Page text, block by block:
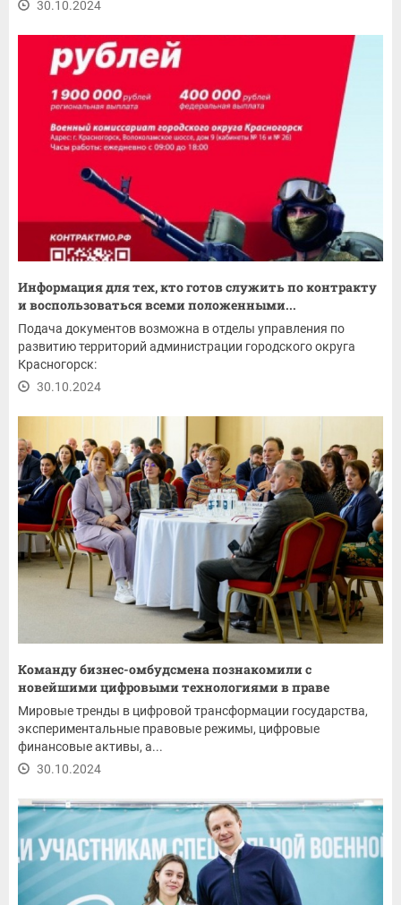
30.10.2024
Информация для тех, кто готов служить по контракту
и воспользоваться всеми положенными...
Подача документов возможна в отделы управления по
развитию территорий администрации городского округа
Красногорск:
30.10.2024
Команду бизнес-омбудсмена познакомили с
новейшими цифровыми технологиями в праве
Мировые тренды в цифровой трансформации государства,
экспериментальные правовые режимы, цифровые
финансовые активы, а...
30.10.2024